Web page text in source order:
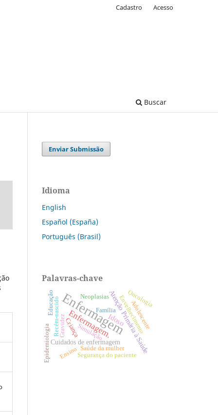
Buscar
Cadastro Acesso
Enviar Submissão
Idioma
English
Español (España)
Português (Brasil)
Palavras-chave
Enfermagem
Enfermagem.Idoso
Atenção Primária à Saúde
Cuidados de enfermagem
Criança Envelhecimento
Saúde da mulher
Adolescente
Família
Ensino
Epidemiologia Segurança do paciente
Recém-nascido Neoplasias Oncologia
Educação
Gravidez Simulação